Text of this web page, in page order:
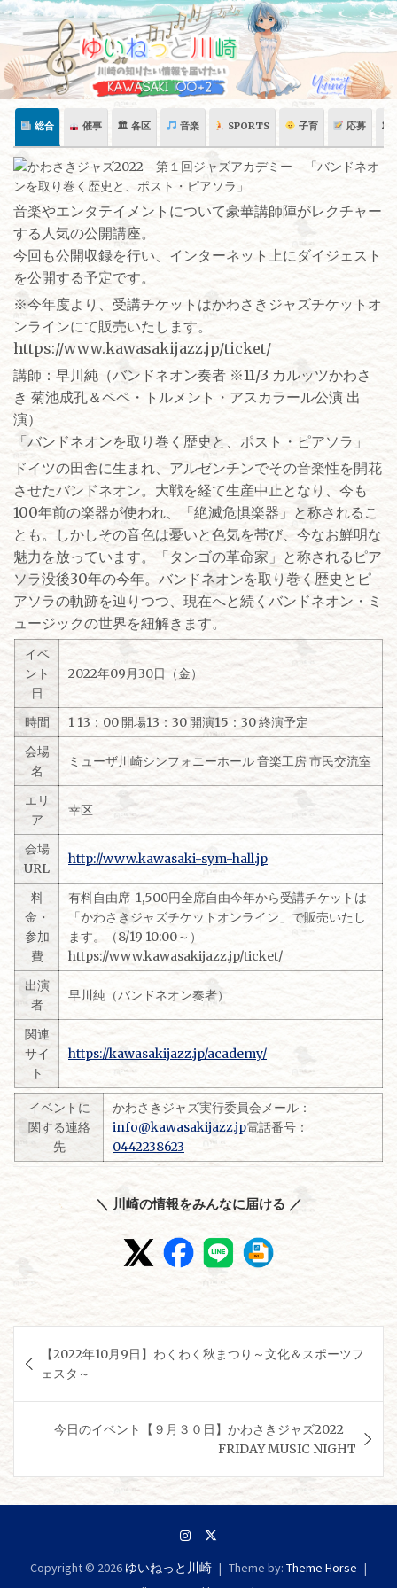
Skip
content
総合 催事 🏛 各区 音楽 SPORTS 子育 応募 🏛
音楽やエンタテイメントについて豪華講師陣がレクチャー
する人気の公開講座。
今回も公開収録を行い、インターネット上にダイジェスト
を公開する予定です。
※今年度より、受講チケットはかわさきジャズチケットオ
ンラインにて販売いたします。
https://www.kawasakijazz.jp/ticket/
講師：早川純（バンドネオン奏者 ※11/3 カルッツかわさ
き 菊池成孔＆ペペ・トルメント・アスカラール公演 出
演）
「バンドネオンを取り巻く歴史と、ポスト・ピアソラ」
ドイツの田舎に生まれ、アルゼンチンでその音楽性を開花
させたバンドネオン。大戦を経て生産中止となり、今も
100年前の楽器が使われ、「絶滅危惧楽器」と称されるこ
とも。しかしその音色は憂いと色気を帯び、今なお鮮明な
魅力を放っています。「タンゴの革命家」と称されるピア
ソラ没後30年の今年。バンドネオンを取り巻く歴史とピ
アソラの軌跡を辿りつつ、現在へと続くバンドネオン・ミ
ュージックの世界を紐解きます。
イベ
ント
日
2022年09月30日（金）
時間
1 13：00 開場13：30 開演15：30 終演予定
会場
名
ミューザ川崎シンフォニーホール 音楽工房 市民交流室
エリ
ア
幸区
会場
URL
http://www.kawasaki-sym-hall.jp
料
金・
参加
費
有料自由席 1,500円全席自由今年から受講チケットは
「かわさきジャズチケットオンライン」で販売いたし
ます。（8/19 10:00～）
https://www.kawasakijazz.jp/ticket/
出演
者
早川純（バンドネオン奏者）
関連
サイ
ト
https://kawasakijazz.jp/academy/
イベントに
関する連絡
先
かわさきジャズ実行委員会メール：
info@kawasakijazz.jp電話番号：
0442238623
＼ 川崎の情報をみんなに届ける ／
投
稿
ナ
ー
シ
ン
【2022年10月9日】わくわく秋まつり～文化＆スポーツフ
ェスタ～
今日のイベント【９月３０日】かわさきジャズ2022
FRIDAY MUSIC NIGHT
Copyright © 2026 ゆいねっと川崎 Theme by: Theme Horse